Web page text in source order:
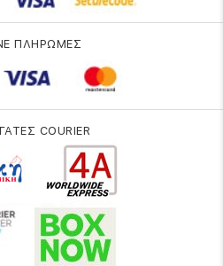
ΠΛΗΡΩΜΕΣ
COURIER